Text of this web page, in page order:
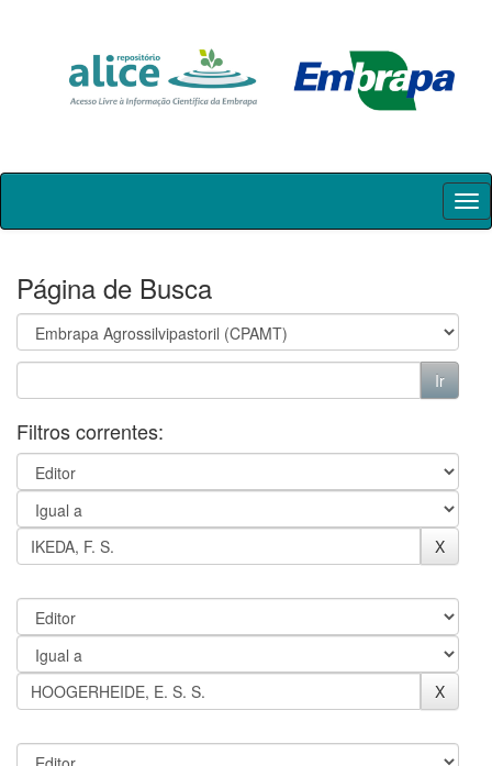
Skip
Página de Busca
Filtros correntes: